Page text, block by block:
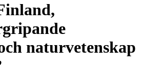
naturvetenskap